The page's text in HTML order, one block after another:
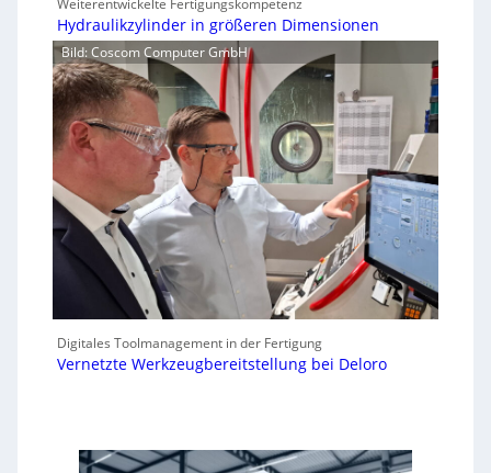
Weiterentwickelte Fertigungskompetenz
Hydraulikzylinder in größeren Dimensionen
Bild: Coscom Computer GmbH
Digitales Toolmanagement in der Fertigung
Vernetzte Werkzeugbereitstellung bei Deloro